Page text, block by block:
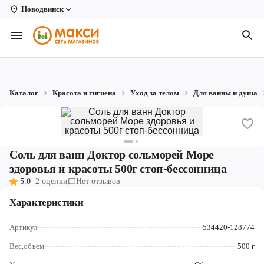
Новодвинск
Вологда
Архангельск
Коряжма
Котлас
Новодвинск
Северодвинск
Каталог Красота и гигиена Уход за телом Для ванны и душа
Соль для ванн Доктор сольморей Море
здоровья и красоты 500г стоп-бессонница
5.0 2 оценки Нет отзывов
Характеристики
Артикул 534420-128774
Вес,объем 500 г